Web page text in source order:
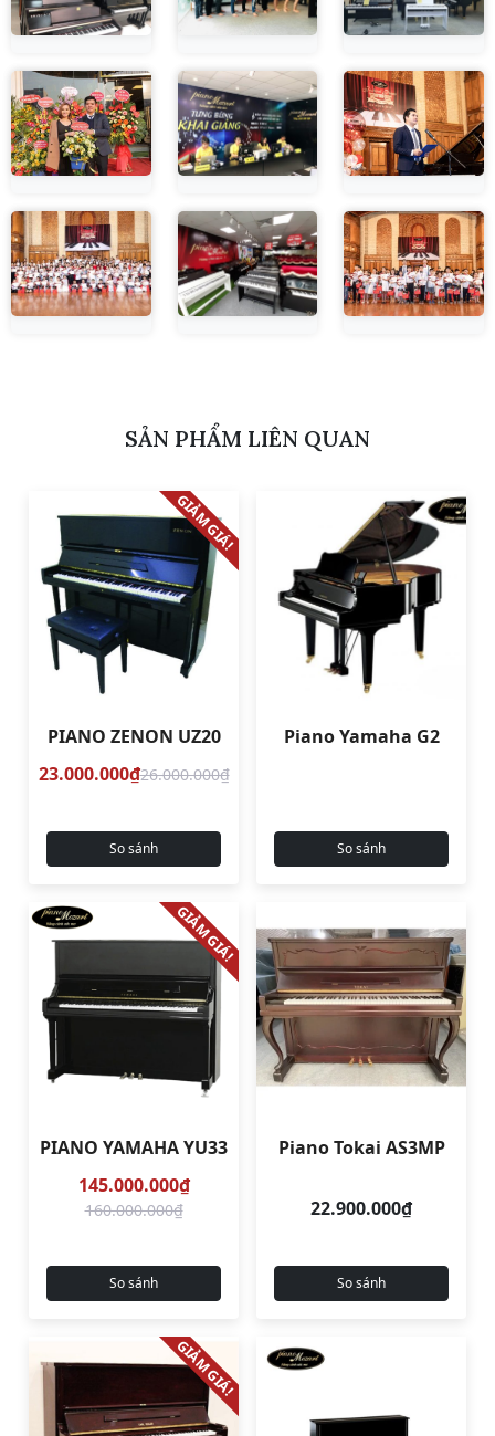
SẢN PHẨM LIÊN QUAN
GIẢM GIÁ!
PIANO ZENON UZ20
23.000.000₫26.000.000₫
So sánh
Piano Yamaha G2
So sánh
GIẢM GIÁ!
PIANO YAMAHA YU33
145.000.000₫
160.000.000₫
So sánh
Piano Tokai AS3MP
22.900.000₫
So sánh
GIẢM GIÁ!